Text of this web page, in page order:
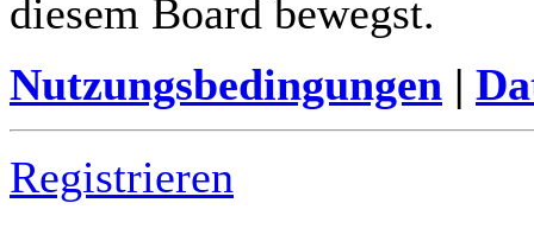
diesem Board bewegst.
Nutzungsbedingungen |
Registrieren